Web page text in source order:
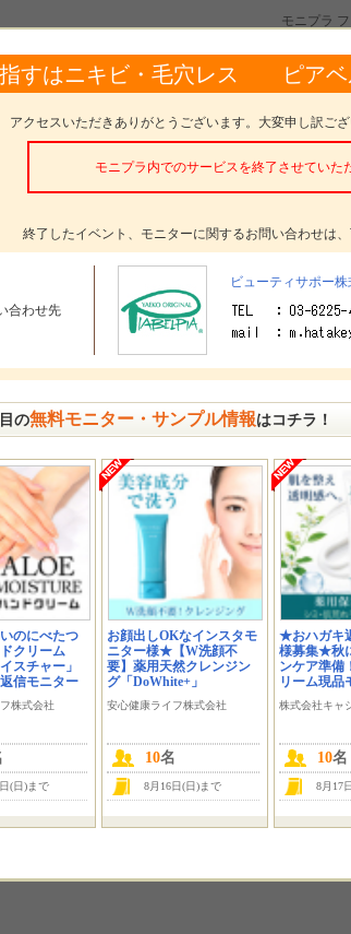
モニプラ
指すはニキビ・毛穴レス ピアベ
アクセスいただきありがとうございます。大変申し訳ご
モニプラ内でのサービスを終了させていた
終了したイベント、モニターに関するお問い合わせは、
合わせ先
ビューティサポー株
の無料モニター・サンプル情報はコチラ！
のにべたつ
クリーム
スチャー」
信モニター
株式会社
(日)まで
お顔出しOKなインスタモ
ニター様★【W洗顔不
要】薬用天然クレンジン
グ「DoWhite+」
安心健康ライフ株式会社
10名
8月16日(日)まで
★おハガキ
様募集★秋
ンケア準備
リーム現品
株式会社キャ
10名
8月17
コミュニケーションボード
全て トピック フォト 動画
更新情報がありません。